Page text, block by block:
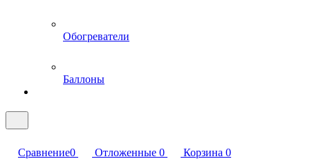
Обогреватели
Баллоны
Сравнение0 Отложенные 0 Корзина 0